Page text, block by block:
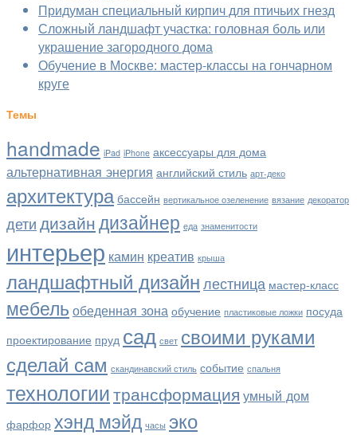
Придуман специальный кирпич для птичьих гнезд
Сложный ландшафт участка: головная боль или
украшение загородного дома
Обучение в Москве: мастер-классы на гончарном
круге
Темы
handmade iPad iPhone аксессуары для дома
альтернативная энергия английский стиль арт-деко
архитектура бассейн вертикальное озеленение вязание декоратор
детидизайн дизайнер еда знаменитости
интерьер камин креатив крыша
ландшафтный дизайнлестница мастер-класс
мебель обеденная зона обучение пластиковые ложки посуда
проектирование пруд сад свет своими руками
сделай сам скандинавский стиль событие спальня
технологиитрансформация умный дом
фарфор хэнд мэйд часы эко